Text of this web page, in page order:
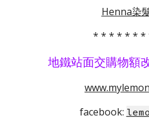
Henna染
* * * * * * *
地鐵站面交購物額
facebook: